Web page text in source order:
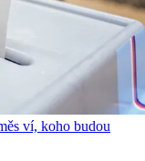
ví, koho budou